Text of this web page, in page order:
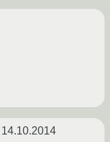
14.10.2014